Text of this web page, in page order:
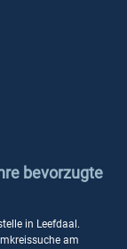
bevorzugte
in Leefdaal.
am